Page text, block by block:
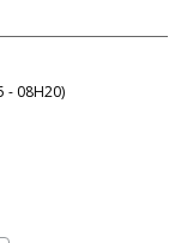
- 08H20)